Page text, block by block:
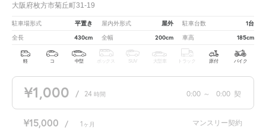
大阪府枚方市菊丘町31-19
駐車場形式 平置き 屋内外形式 屋外 駐車台数 1台
全長 430cm 全幅 200cm 車高 185cm
軽 コ 中型 ボックス SUV 大型車 トラック 原付 バイク
¥1,000 / 24 時間 0:00 ～ 0:00 契
¥15,000 / 1 ヶ月 マンスリー契約